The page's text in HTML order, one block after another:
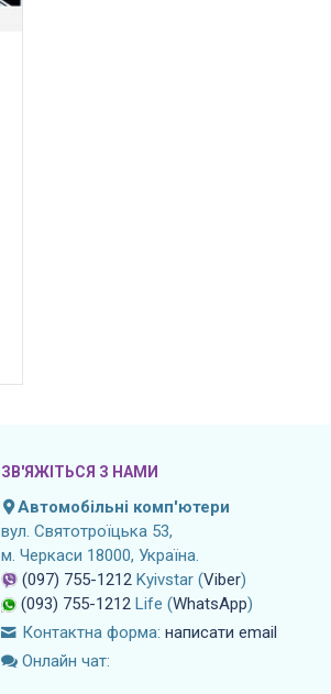
ЗВ'ЯЖІТЬСЯ З НАМИ
Автомобільні комп'ютери
вул. Святотроїцька 53,
м. Черкаси 18000, Україна.
(097) 755-1212 Kyivstar (Viber)
(093) 755-1212 Life (WhatsApp)
Контактна форма: написати email
Онлайн чат: